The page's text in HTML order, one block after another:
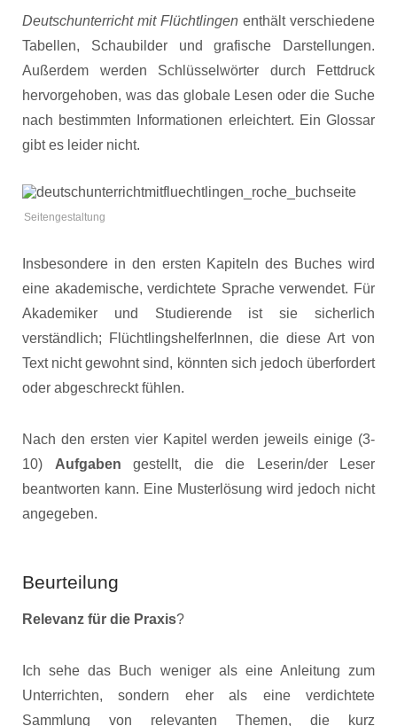
Deutschunterricht mit Flüchtlingen enthält verschiedene
Tabellen, Schaubilder und grafische Darstellungen.
Außerdem werden Schlüsselwörter durch Fettdruck
hervorgehoben, was das globale Lesen oder die Suche
nach bestimmten Informationen erleichtert. Ein Glossar
gibt es leider nicht.
Seitengestaltung
Insbesondere in den ersten Kapiteln des Buches wird
eine akademische, verdichtete Sprache verwendet. Für
Akademiker und Studierende ist sie sicherlich
verständlich; FlüchtlingshelferInnen, die diese Art von
Text nicht gewohnt sind, könnten sich jedoch überfordert
oder abgeschreckt fühlen.
Nach den ersten vier Kapitel werden jeweils einige (3-
10) Aufgaben gestellt, die die Leserin/der Leser
beantworten kann. Eine Musterlösung wird jedoch nicht
angegeben.
Beurteilung
Relevanz für die Praxis?
Ich sehe das Buch weniger als eine Anleitung zum
Unterrichten, sondern eher als eine verdichtete
Sammlung von relevanten Themen, die kurz